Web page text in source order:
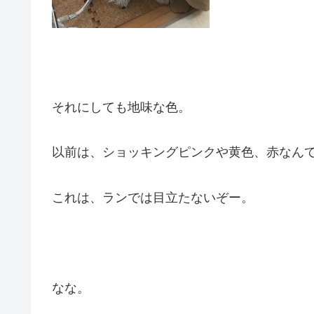
それにしても地味な色。
以前は、ショッキングピンクや黄色、赤なん
これは、ランでは目立たないぞー。
なな。